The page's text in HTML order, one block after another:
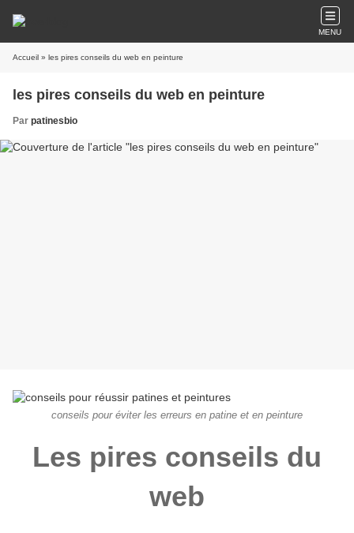
MENU
Accueil » les pires conseils du web en peinture
les pires conseils du web en peinture
Par patinesbio
conseils pour éviter les erreurs en patine et en peinture
Les pires conseils du
web